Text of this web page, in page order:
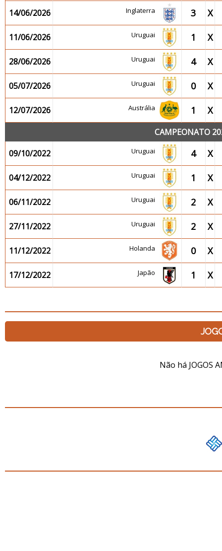
14/06/2026 Inglaterra 3 X
11/06/2026 Uruguai 1 X
28/06/2026 Uruguai 4 X
05/07/2026 Uruguai 0 X
12/07/2026 Austrália 1 X
CAMPEONATO
09/10/2022
Uruguai 4 X
04/12/2022 Uruguai 1 X
06/11/2022 Uruguai 2 X
27/11/2022 Uruguai 2 X
11/12/2022 Holanda 0 X
17/12/2022 Japão 1 X
Não há JOGOS